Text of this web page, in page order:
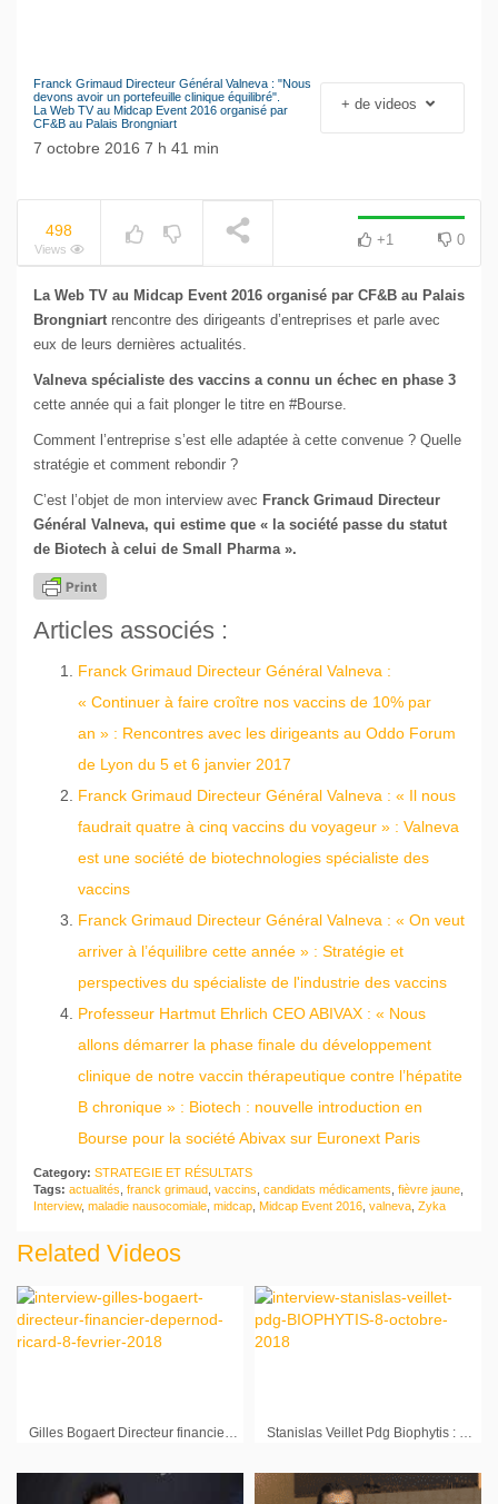
NOW PLAYING
Le séisme industriel
Volkswagen
Franck Grimaud Directeur Général Valneva : "Nous
devons avoir un portefeuille clinique équilibré".
La Web TV au Midcap Event 2016 organisé par
CF&B au Palais Brongniart
7 octobre 2016 7 h 41 min
+ de videos
498
Views
+1 0
La Web TV au Midcap Event 2016 organisé par CF&B au Palais
Brongniart rencontre des dirigeants d’entreprises et parle avec
eux de leurs dernières actualités.
Valneva spécialiste des vaccins a connu un échec en phase 3
cette année qui a fait plonger le titre en #Bourse.
Comment l’entreprise s’est elle adaptée à cette convenue ? Quelle
stratégie et comment rebondir ?
C’est l’objet de mon interview avec Franck Grimaud Directeur
Général Valneva, qui estime que « la société passe du statut
de Biotech à celui de Small Pharma ».
Articles associés :
Franck Grimaud Directeur Général Valneva :
« Continuer à faire croître nos vaccins de 10% par
an » : Rencontres avec les dirigeants au Oddo Forum
de Lyon du 5 et 6 janvier 2017
Franck Grimaud Directeur Général Valneva : « Il nous
faudrait quatre à cinq vaccins du voyageur » : Valneva
est une société de biotechnologies spécialiste des
vaccins
Franck Grimaud Directeur Général Valneva : « On veut
arriver à l’équilibre cette année » : Stratégie et
perspectives du spécialiste de l'industrie des vaccins
Professeur Hartmut Ehrlich CEO ABIVAX : « Nous
allons démarrer la phase finale du développement
clinique de notre vaccin thérapeutique contre l’hépatite
B chronique » : Biotech : nouvelle introduction en
Bourse pour la société Abivax sur Euronext Paris
Category: STRATEGIE ET RÉSULTATS
Tags: actualités franck grimaud vaccins candidats médicaments fièvre jaune
Interview, maladie nausocomiale midcap Midcap Event 2016 valneva Zyka
Related Videos
Gilles Bogaert Directeur financier Pernod Ricard : « Les Etats-Unis sont très haut sur la liste mais aussi les marchés émergents » Stanislas Veillet Pdg Biophytis : « La situation de cash nous permet de développer la société »